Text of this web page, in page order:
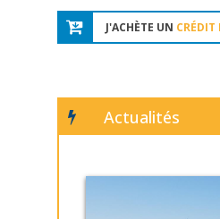
J'ACHÈTE UN CRÉDIT
Actualités